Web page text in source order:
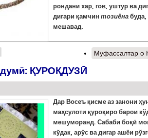
рондани хар, гов, уштур ва
дигари қамчин тозиёнабуда,
мешавад.
Муфассалтар о
ҚУРОҚДУЗӢ
Дар Восеъ қисме аз занони
маҳсулоти қуроқиро барои
мешуморанд. Сабаби боқӣ
кўдак, арўс ва дигар ашёи